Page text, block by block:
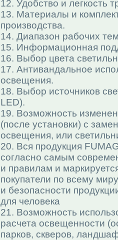
12. Удобство и легкость
13. Материалы и
производства.
14. Диапазон рабочих
15. Информационная
16. Выбор цвета
17. Антивандальное
освещения.
18. Выбор источников
LED).
19. Возможность
(после установки) с
освещения, или
20. Вся продукция
согласно самым
и правилам и
покупатели по всему
и безопасности
для человека
21. Возможность
расчета освещенности
парков, скверов,